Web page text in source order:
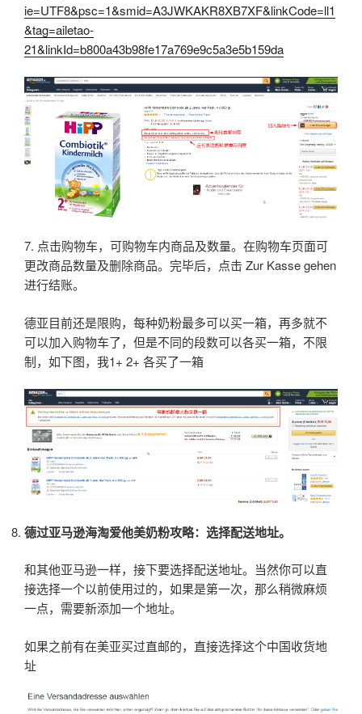
ie=UTF8&psc=1&smid=A3JWKAKR8XB7XF&linkCode=ll1
&tag=ailetao-
21&linkId=b800a43b98fe17a769e9c5a3e5b159da
7. 点击购物车，可购物车内商品及数量。在购物车页面可
更改商品数量及删除商品。完毕后，点击 Zur Kasse gehen
进行结账。
德亚目前还是限购，每种奶粉最多可以买一箱，再多就不
可以加入购物车了，但是不同的段数可以各买一箱，不限
制，如下图，我1+ 2+ 各买了一箱
德过亚马逊海淘爱他美奶粉攻略：选择配送地址。
和其他亚马逊一样，接下要选择配送地址。当然你可以直
接选择一个以前使用过的，如果是第一次，那么稍微麻烦
一点，需要新添加一个地址。
如果之前有在美亚买过直邮的，直接选择这个中国收货地
址